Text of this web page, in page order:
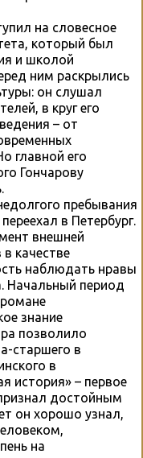
на словесное
который был
и школой
ним раскрылись
он слушал
в круг его
– от
главной его
Гончарову
пребывания
в Петербург.
внешней
качестве
наблюдать нравы
Начальный период
знание
позволило
старшего в
в
история» – первое
достойным
он хорошо узнал,
на